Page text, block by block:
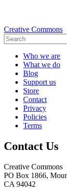
Creative Commons
Who we are
What we do
Blog
Support us
Store
Contact
Privacy
Policies
Terms
Contact Us
Creative Commons
PO Box 1866,
CA 94042